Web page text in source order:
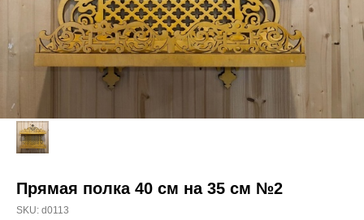
Прямая полка 40 см на 35 см №2
SKU: d0113